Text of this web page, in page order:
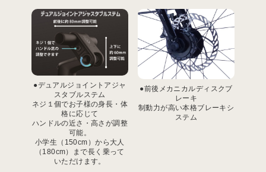
●デュアルジョイントアジャ
スタブルステム
ネジ１個でお子様の身長・体
格に応じて
ハンドルの近さ・高さが調整
可能。
小学生（150cm）から大人
（180cm）まで長く乗って
いただけます。
●前後メカニカルディスクブ
レーキ
制動力が高い本格ブレーキシ
ステム